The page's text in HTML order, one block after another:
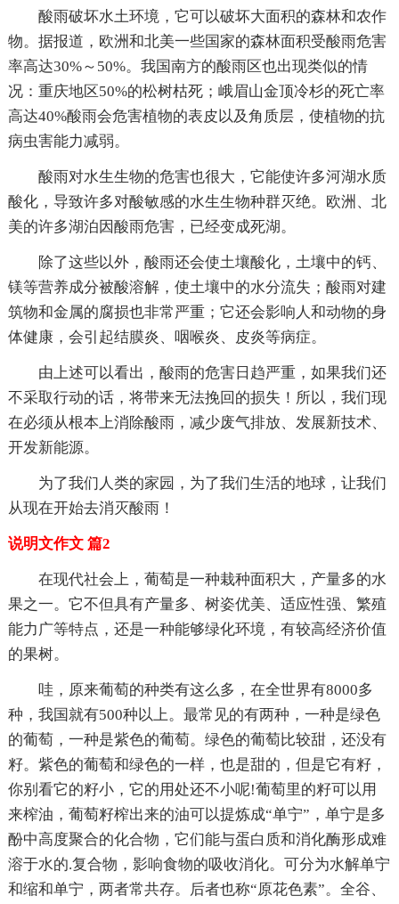
酸雨破坏水土环境，它可以破坏大面积的森林和农作
物。据报道，欧洲和北美一些国家的森林面积受酸雨危害
率高达30%～50%。我国南方的酸雨区也出现类似的情
况：重庆地区50%的松树枯死；峨眉山金顶冷杉的死亡率
高达40%酸雨会危害植物的表皮以及角质层，使植物的抗
病虫害能力减弱。
酸雨对水生生物的危害也很大，它能使许多河湖水质
酸化，导致许多对酸敏感的水生生物种群灭绝。欧洲、北
美的许多湖泊因酸雨危害，已经变成死湖。
除了这些以外，酸雨还会使土壤酸化，土壤中的钙、
镁等营养成分被酸溶解，使土壤中的水分流失；酸雨对建
筑物和金属的腐损也非常严重；它还会影响人和动物的身
体健康，会引起结膜炎、咽喉炎、皮炎等病症。
由上述可以看出，酸雨的危害日趋严重，如果我们还
不采取行动的话，将带来无法挽回的损失！所以，我们现
在必须从根本上消除酸雨，减少废气排放、发展新技术、
开发新能源。
为了我们人类的家园，为了我们生活的地球，让我们
从现在开始去消灭酸雨！
说明文作文 篇2
在现代社会上，葡萄是一种栽种面积大，产量多的水
果之一。它不但具有产量多、树姿优美、适应性强、繁殖
能力广等特点，还是一种能够绿化环境，有较高经济价值
的果树。
哇，原来葡萄的种类有这么多，在全世界有8000多
种，我国就有500种以上。最常见的有两种，一种是绿色
的葡萄，一种是紫色的葡萄。绿色的葡萄比较甜，还没有
籽。紫色的葡萄和绿色的一样，也是甜的，但是它有籽，
你别看它的籽小，它的用处还不小呢!葡萄里的籽可以用
来榨油，葡萄籽榨出来的油可以提炼成“单宁”，单宁是多
酚中高度聚合的化合物，它们能与蛋白质和消化酶形成难
溶于水的.复合物，影响食物的吸收消化。可分为水解单宁
和缩和单宁，两者常共存。后者也称“原花色素”。全谷、